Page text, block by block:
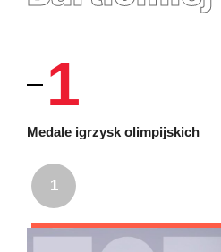
1
Medale igrzysk olimpijskich
1